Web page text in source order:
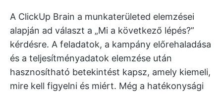
A ClickUp Brain a munkaterületed elemzései
alapján ad választ a „Mi a következő lépés?”
kérdésre. A feladatok, a kampány előrehaladása
és a teljesítményadatok elemzése után
hasznosítható betekintést kapsz, amely kiemeli,
mire kell figyelni és miért. Még a hatékonysági